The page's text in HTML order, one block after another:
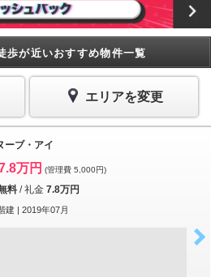
歩が近いおすすめ物件一覧
エリアを変更
ーブ・アイ
万円 (管理費 5,000円)
料 /礼金 7.8万円
建 | 2019年07月